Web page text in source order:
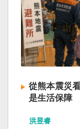
從熊本震災
是生活保障
洪昱睿